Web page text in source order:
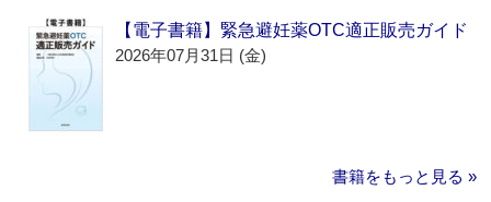
【電子書籍】緊急避妊薬OTC適正販売ガイド
2026年07月31日 (金)
書籍をもっと見る »